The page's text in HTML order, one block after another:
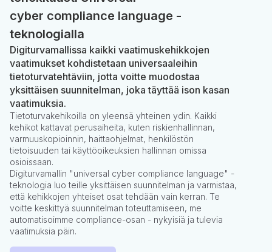
cyber compliance language -
teknologialla
Digiturvamallissa kaikki vaatimuskehikkojen
vaatimukset kohdistetaan universaaleihin
tietoturvatehtäviin, jotta voitte muodostaa
yksittäisen suunnitelman, joka täyttää ison kasan
vaatimuksia.
Tietoturvakehikoilla on yleensä yhteinen ydin. Kaikki
kehikot kattavat perusaiheita, kuten riskienhallinnan,
varmuuskopioinnin, haittaohjelmat, henkilöstön
tietoisuuden tai käyttöoikeuksien hallinnan omissa
osioissaan.
Digiturvamallin "universal cyber compliance language" -
teknologia luo teille yksittäisen suunnitelman ja varmistaa,
että kehikkojen yhteiset osat tehdään vain kerran. Te
voitte keskittyä suunnitelman toteuttamiseen, me
automatisoimme compliance-osan - nykyisiä ja tulevia
vaatimuksia päin.